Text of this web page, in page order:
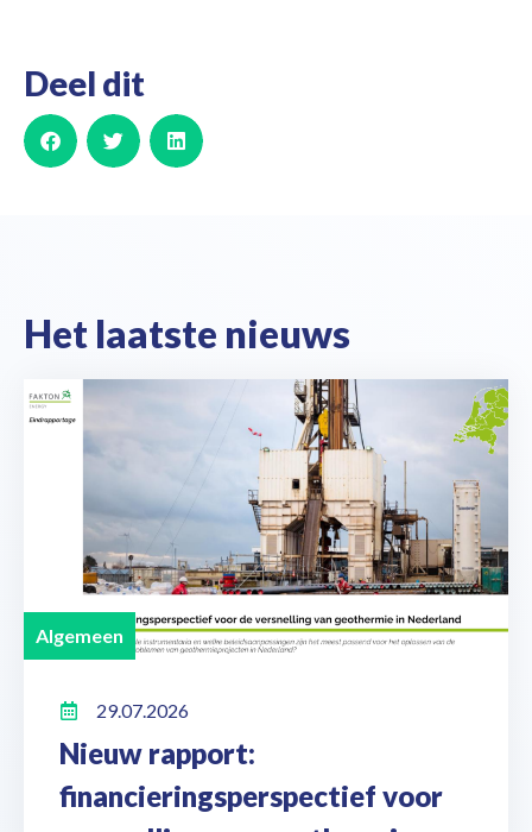
Deel dit
Het laatste nieuws
Algemeen
29.07.2026
Nieuw rapport:
financieringsperspectief voor